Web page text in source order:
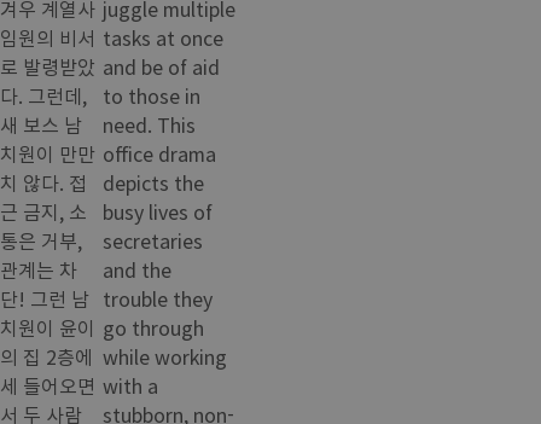
겨우 계열사
임원의 비서
로 발령받았
다. 그런데,
새 보스 남
치원이 만만
치 않다. 접
근 금지, 소
통은 거부,
관계는 차
단! 그런 남
치원이 윤이
의 집 2층에
세 들어오면
서 두 사람
juggle multiple
tasks at once
and be of aid
to those in
need. This
office drama
depicts the
busy lives of
secretaries
and the
trouble they
go through
while working
with a
stubborn, non-